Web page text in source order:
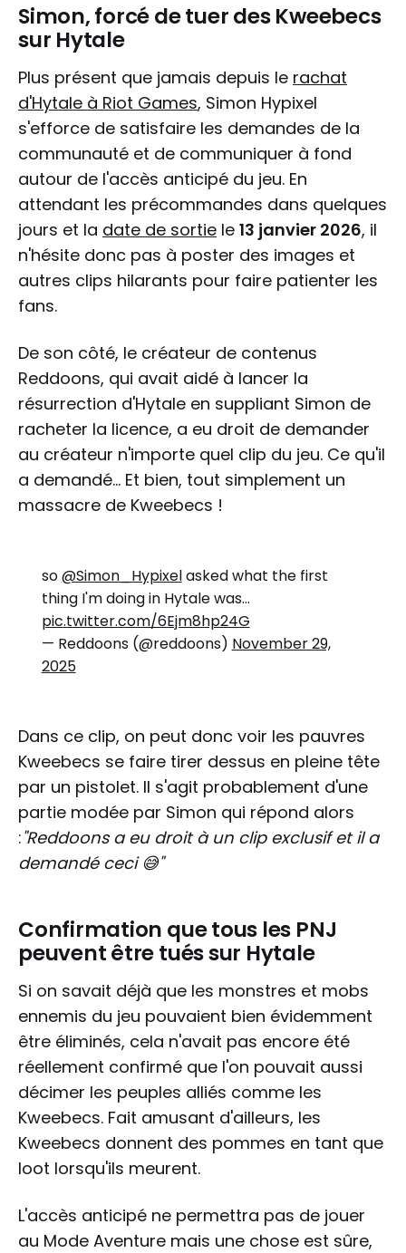
Simon, forcé de tuer des Kweebecs
sur Hytale
Plus présent que jamais depuis le rachat
d'Hytale à Riot Games, Simon Hypixel
s'efforce de satisfaire les demandes de la
communauté et de communiquer à fond
autour de l'accès anticipé du jeu. En
attendant les précommandes dans quelques
jours et la date de sortie le 13 janvier 2026, il
n'hésite donc pas à poster des images et
autres clips hilarants pour faire patienter les
fans.
De son côté, le créateur de contenus
Reddoons, qui avait aidé à lancer la
résurrection d'Hytale en suppliant Simon de
racheter la licence, a eu droit de demander
au créateur n'importe quel clip du jeu. Ce qu'il
a demandé... Et bien, tout simplement un
massacre de Kweebecs !
so@Simon_Hypixelasked what the first
thing I'm doing in Hytale was...
pic.twitter.com/6Ejm8hp24G
— Reddoons (@reddoons) November 29,
2025
Dans ce clip, on peut donc voir les pauvres
Kweebecs se faire tirer dessus en pleine tête
par un pistolet. Il s'agit probablement d'une
partie modée par Simon qui répond alors
:"Reddoons a eu droit à un clip exclusif et il a
demandé ceci 😅"
Confirmation que tous les PNJ
peuvent être tués sur Hytale
Si on savait déjà que les monstres et mobs
ennemis du jeu pouvaient bien évidemment
être éliminés, cela n'avait pas encore été
réellement confirmé que l'on pouvait aussi
décimer les peuples alliés comme les
Kweebecs. Fait amusant d'ailleurs, les
Kweebecs donnent des pommes en tant que
loot lorsqu'ils meurent.
L'accès anticipé ne permettra pas de jouer
au Mode Aventure mais une chose est sûre,